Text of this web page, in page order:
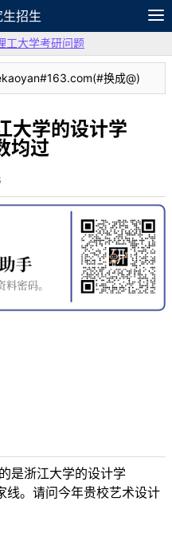
生招生
笔记
论坛
工大学考研问题
换成@)
大学的设计学
均过
是浙江大学的设计学
线。请问今年贵校艺术设计